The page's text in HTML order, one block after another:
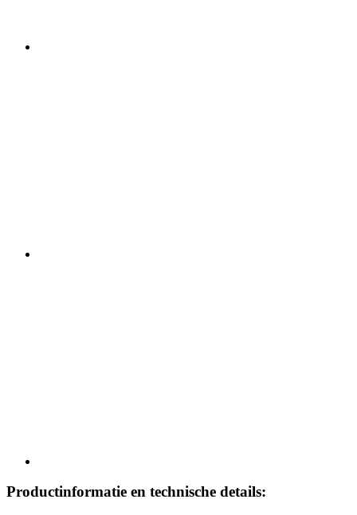
Productinformatie en technische details: